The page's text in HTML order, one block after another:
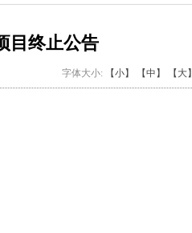
目终止公告
字体大小: 【小】 【中】 【大】